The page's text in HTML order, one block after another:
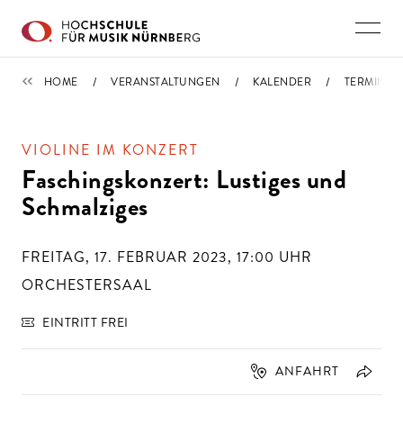
TERMINE
HOME VERANSTALTUNGEN KALENDER TERMIN
VIOLINE IM KONZERT
Faschingskonzert: Lustiges und
Schmalziges
FREITAG, 17. FEBRUAR 2023, 17:00 UHR
ORCHESTERSAAL
EINTRITT FREI
ANFAHRT